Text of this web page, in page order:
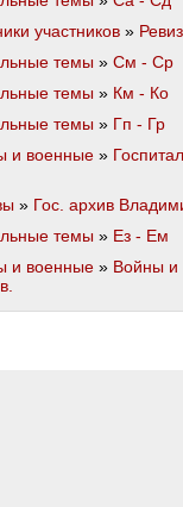
участников »
темы » См - Ср
темы » Км - Ко
темы » Гп - Гр
и военные »
» Гос. архив
темы » Ез - Ем
и военные » Войны и